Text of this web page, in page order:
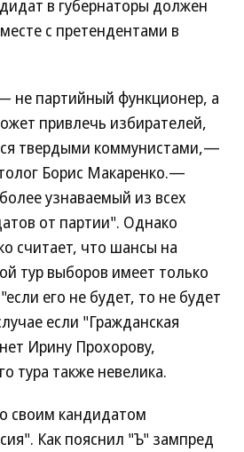
в губернаторы должен
с претендентами в
не партийный функционер, а
привлечь избирателей,
твердыми коммунистами,—
Борис Макаренко.—
узнаваемый из всех
от партии". Однако
считает, что шансы на
тур выборов имеет только
его не будет, то не будет
если "Гражданская
Ирину Прохорову,
тура также невелика.
своим кандидатом
Как пояснил "Ъ" зампред